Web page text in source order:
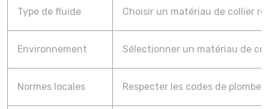
Type de fluide Choisir un matériau de collier
Environnement Sélectionner un matériau de
Normes locales Respecter les codes de